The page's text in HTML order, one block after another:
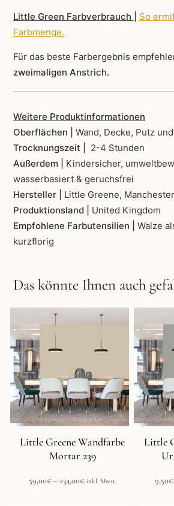
Little Green Farbverbrauch |
So
Farbmenge.
Für das beste Farbergebnis
zweimaligen Anstrich.
Weitere Produktinformationen
Oberflächen | Wand, Decke, Putz
Trocknungszeit |
2-4 Stunden
Außerdem | Kindersicher,
wasserbasiert & geruchsfrei
Hersteller | Little Greene,
Produktionsland | United Kingdom
Empfohlene Farbutensilien | Walze
kurzflorig
Das könnte Ihnen auch
Little Greene Wandfarbe
Mortar 239
59,00€–234,00€Preisspanne:
inkl. Mwst.
mehrere
auf.
Optionen
können
auf
der
gewählt
werden
Little
9,50€